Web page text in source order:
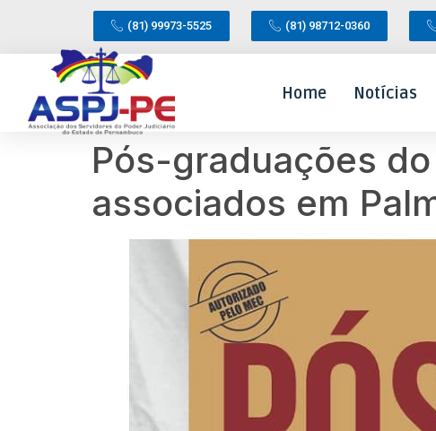
(81) 99973-5525 (81) 98712-0360
Home Notícias
Pós-graduações
associados em